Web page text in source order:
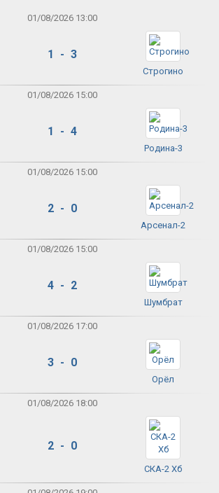
01/08/2026 13:00
1 - 3
Строгино
01/08/2026 15:00
1 - 4
Родина-3
01/08/2026 15:00
2 - 0
Арсенал-2
01/08/2026 15:00
4 - 2
Шумбрат
01/08/2026 17:00
3 - 0
Орёл
01/08/2026 18:00
2 - 0
СКА-2 Хб